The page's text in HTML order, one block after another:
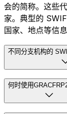
会的简称。这些
家。典型的
国家、地点等信
不同分支机构的
何时使用